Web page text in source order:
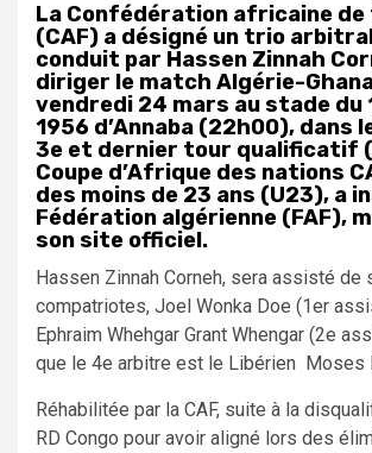
La Confédération africaine
(CAF) a désigné un trio
conduit par Hassen Zinnah
diriger le match Algérie-
vendredi 24 mars au stade du
1956 d’Annaba (22h00), dans
3e et dernier tour qualificatif
Coupe d’Afrique des nations
des moins de 23 ans (U23), a
Fédération algérienne (FAF),
son site officiel.
Hassen Zinnah Corneh, sera assisté de
compatriotes, Joel Wonka Doe (1er
Ephraim Whehgar Grant Whengar (2e
que le 4e arbitre est le Libérien Moses
Réhabilitée par la CAF, suite à la
RD Congo pour avoir aligné lors des